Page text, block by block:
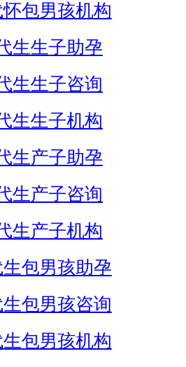
包男孩机构
生生子助孕
生生子咨询
生生子机构
生产子助孕
生产子咨询
生产子机构
包男孩助孕
包男孩咨询
包男孩机构